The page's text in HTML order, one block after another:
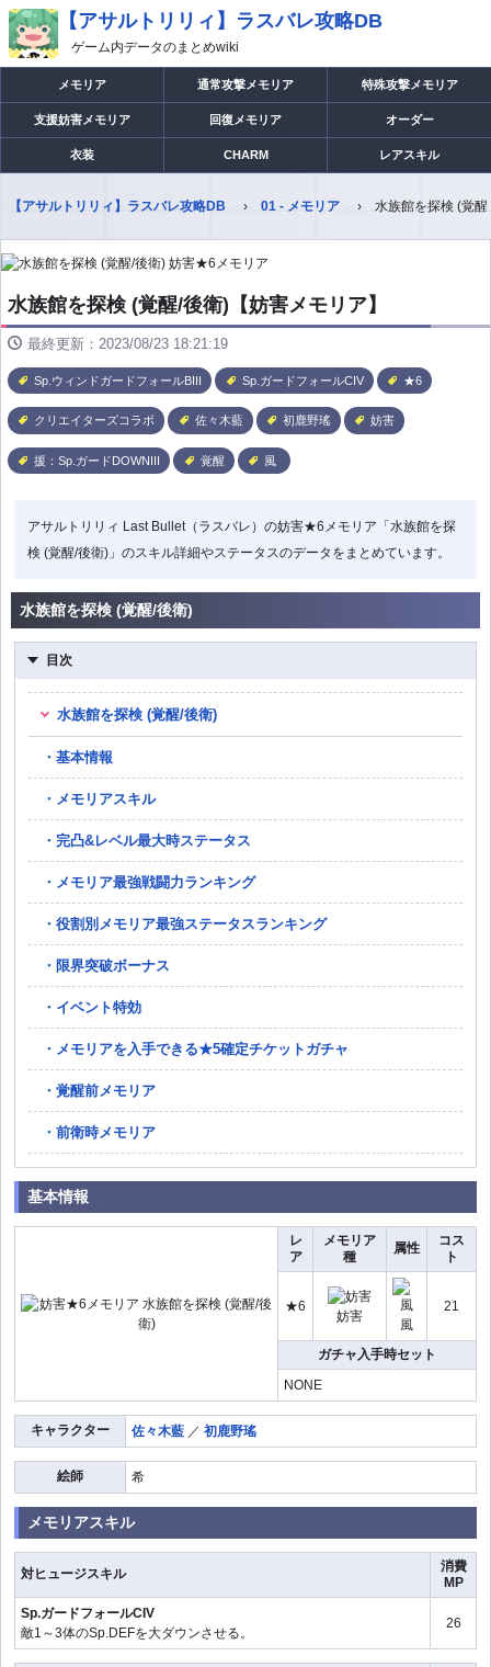
【アサルトリリィ】ラスバレ攻略DB
ゲーム内データのまとめwiki
メモリア 通常攻撃メモリア 特殊攻撃メモリア
支援妨害メモリア 回復メモリア オーダー
衣装 CHARM レアスキル
【アサルトリリィ】ラスバレ攻略DB 01 - メモリア 水族館を探検 (覚
水族館を探検 (覚醒/後衛)【妨害メモリア】
最終更新：2023/08/23 18:21:19
Sp.ウィンドガードフォールBIII Sp.ガードフォールCIV ★6
クリエイターズコラボ 佐々木藍 初鹿野瑤 妨害
援：Sp.ガードDOWNIII 覚醒 風
アサルトリリィ Last Bullet（ラスバレ）の妨害★6メモリア「水族館を探
検 (覚醒/後衛)」のスキル詳細やステータスのデータをまとめています。
水族館を探検 (覚醒/後衛)
目次
水族館を探検 (覚醒/後衛)
基本情報
メモリアスキル
完凸&レベル最大時ステータス
メモリア最強戦闘力ランキング
役割別メモリア最強ステータスランキング
限界突破ボーナス
イベント特効
メモリアを入手できる★5確定チケットガチャ
覚醒前メモリア
前衛時メモリア
基本情報
レ
ア
メモリア
種
属性
コス
ト
★6
妨害
風
21
ガチャ入手時セット
NONE
キャラクター 佐々木藍 ／ 初鹿野瑤
絵師 希
メモリアスキル
対ヒュージスキル
消費
MP
Sp.ガードフォールCIV
敵1～3体のSp.DEFを大ダウンさせる。
26